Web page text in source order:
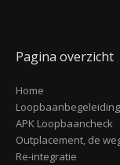
Pagina overzicht
Home
APK Loopbaancheck
Outplacement, de
Re-integratie